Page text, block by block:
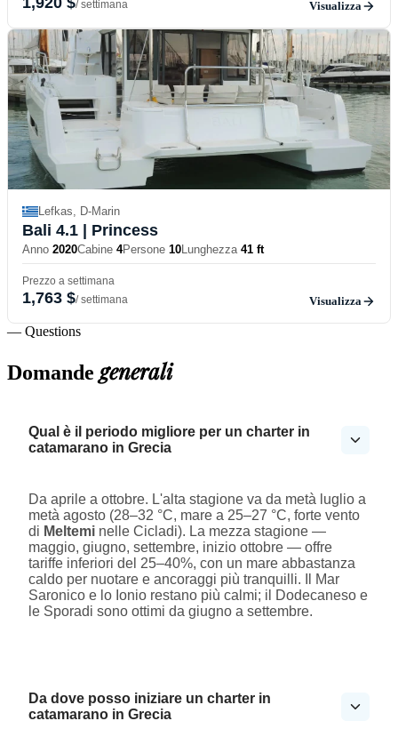
/ settimana Visualizza
Lefkas, D-Marin
Bali 4.1 | Princess
Anno 2020Cabine 4Persone 10Lunghezza 41 ft
Prezzo a settimana
1,763 $/ settimana Visualizza
— Questions
Domandegenerali
Qual è il periodo migliore per un charter in
catamarano in Grecia
Da aprile a ottobre. L'alta stagione va da metà luglio a
metà agosto (28–32 °C, mare a 25–27 °C, forte vento
di Meltemi nelle Cicladi). La mezza stagione —
maggio, giugno, settembre, inizio ottobre — offre
tariffe inferiori del 25–40%, con un mare abbastanza
caldo per nuotare e ancoraggi più tranquilli. Il Mar
Saronico e lo Ionio restano più calmi; il Dodecaneso e
le Sporadi sono ottimi da giugno a settembre.
Da dove posso iniziare un charter in
catamarano in Grecia